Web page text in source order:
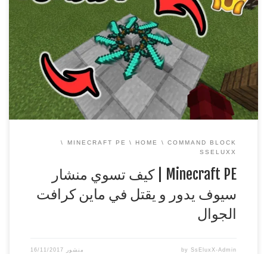
Minecraft PE | كيف تسوي منشار سيوف يدور و يقتل في ماين
كرافت الجوال
===============================================
== شكرا لكم على المشاهدة ويا ريت نقدر نوصل 1000 لايك n_n
وياريت تنشرون هاشتاق : #دعمSsEluxX
افضل استضافة
سيرفرات ماين كرافت
https://www.sseluxx.com/host/
قناتي الثانية ( قناة الالعاب ) اتمنى تشتركوا فيها […]
COMMAND BLOCK
HOME
MINECRAFT PE
SSELUXX
Minecraft PE | كيف تسوي منشار
سيوف يدور و يقتل في ماين كرافت
الجوال
bySsEluxX-Admin منشور 16/11/2017